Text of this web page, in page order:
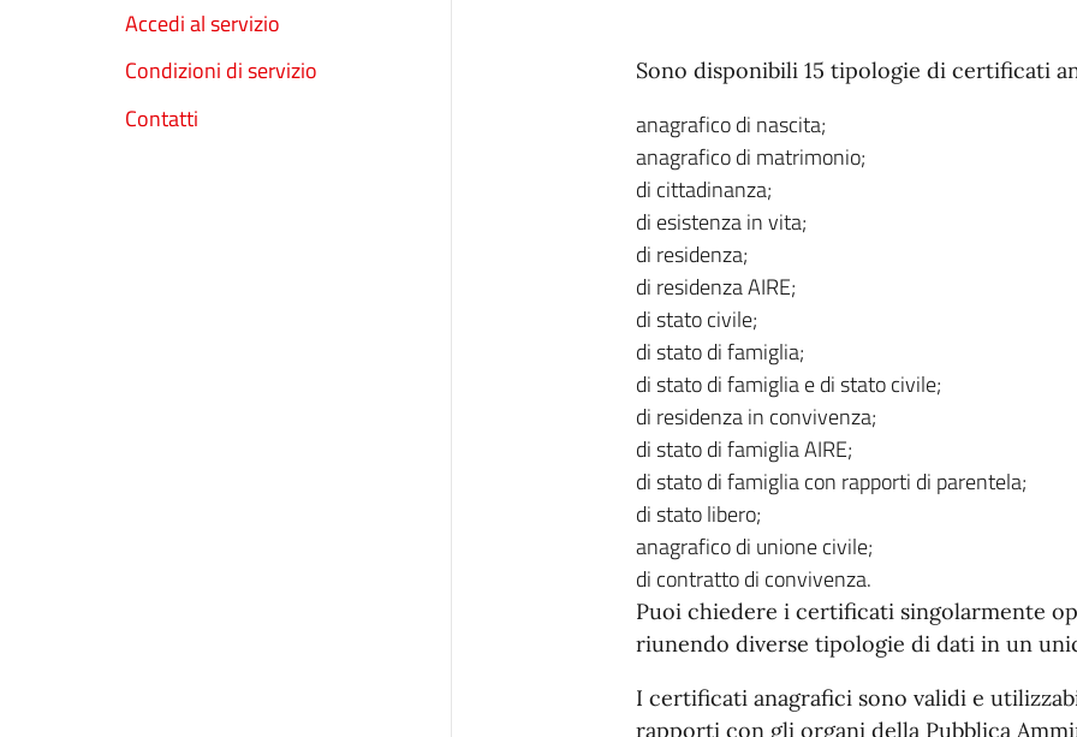
Accedi al servizio
Condizioni di servizio
Contatti
Sono disponibili 15 tipologie di certificati
anagrafico di nascita;
anagrafico di matrimonio;
di cittadinanza;
di esistenza in vita;
di residenza;
di residenza AIRE;
di stato civile;
di stato di famiglia;
di stato di famiglia e di stato civile;
di residenza in convivenza;
di stato di famiglia AIRE;
di stato di famiglia con rapporti di parentela;
di stato libero;
anagrafico di unione civile;
di contratto di convivenza.
Puoi chiedere i certificati singolarmente
riunendo diverse tipologie di dati in un
I certificati anagrafici sono validi e
rapporti con gli organi della Pubblica